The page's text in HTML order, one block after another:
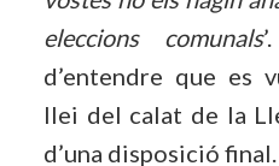
eleccions comunals
d’entendre que es
llei del calat de la
d’una disposició final.